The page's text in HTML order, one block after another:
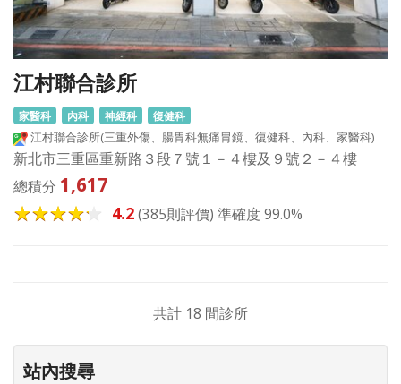
江村聯合診所
家醫科 內科 神經科 復健科
江村聯合診所(三重外傷、腸胃科無痛胃鏡、復健科、內科、家醫科)
新北市三重區重新路３段７號１－４樓及９號２－４樓
總積分 1,617
4.2(385則評價) 準確度 99.0%
共計 18 間診所
站內搜尋